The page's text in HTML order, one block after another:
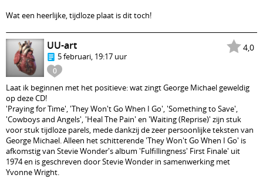
Wat een heerlijke, tijdloze plaat is dit toch!
4,0
0
UU-art
5 februari, 19:17 uur
Laat ik beginnen met het positieve: wat zingt George Michael geweldig
op deze CD!
'Praying for Time', 'They Won't Go When I Go', 'Something to Save',
'Cowboys and Angels', 'Heal The Pain' en 'Waiting (Reprise)' zijn stuk
voor stuk tijdloze parels, mede dankzij de zeer persoonlijke teksten van
George Michael. Alleen het schitterende 'They Won't Go When I Go' is
afkomstig van Stevie Wonder's album 'Fulfillingness' First Finale' uit
1974 en is geschreven door Stevie Wonder in samenwerking met
Yvonne Wright.